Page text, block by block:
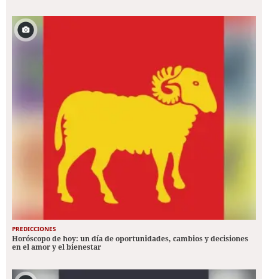
PREDICCIONES
Horóscopo de hoy: un día de oportunidades, cambios y decisiones
en el amor y el bienestar